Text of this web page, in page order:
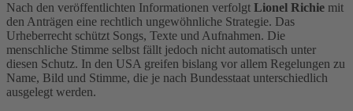
Nach den veröffentlichten Informationen verfolgt Lionel Richie mit
den Anträgen eine rechtlich ungewöhnliche Strategie. Das
Urheberrecht schützt Songs, Texte und Aufnahmen. Die
menschliche Stimme selbst fällt jedoch nicht automatisch unter
diesen Schutz. In den USA greifen bislang vor allem Regelungen zu
Name, Bild und Stimme, die je nach Bundesstaat unterschiedlich
ausgelegt werden.